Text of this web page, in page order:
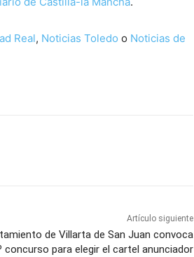
Real, Noticias Toledo o Noticias de
Artículo siguiente
de Villarta de San Juan convoca
concurso para elegir el cartel anunciador